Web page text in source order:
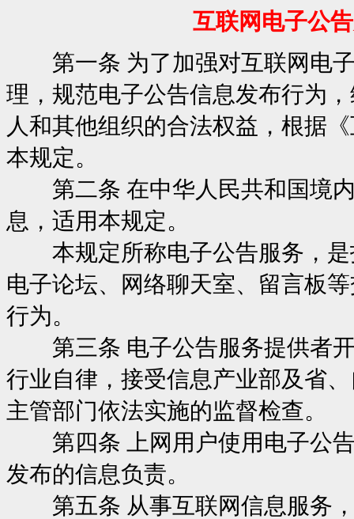
互联网电子公
第一条 为了加强对互联网电子
理，规范电子公告信息发布行为
人和其他组织的合法权益，根据
本规定。
第二条 在中华人民共和国境内
息，适用本规定。
本规定所称电子公告服务，是
电子论坛、网络聊天室、留言板
行为。
第三条 电子公告服务提供者开
行业自律，接受信息产业部及省
主管部门依法实施的监督检查。
第四条 上网用户使用电子公告
发布的信息负责。
第五条 从事互联网信息服务，